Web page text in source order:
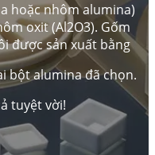
hoặc nhôm alumina)
oxit (Al2O3). Gốm
được sản xuất bằng
bột alumina đã chọn.
tuyệt vời!